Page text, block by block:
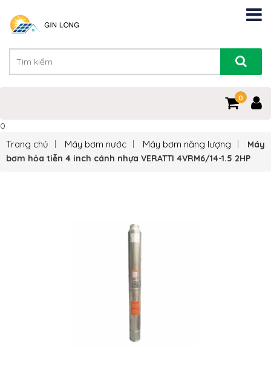
0
0
Trang chủ Máy bơm nước Máy bơm năng lượng
Máy
bơm hỏa tiễn 4 inch cánh nhựa VERATTI 4VRM6/14-1.5 2HP